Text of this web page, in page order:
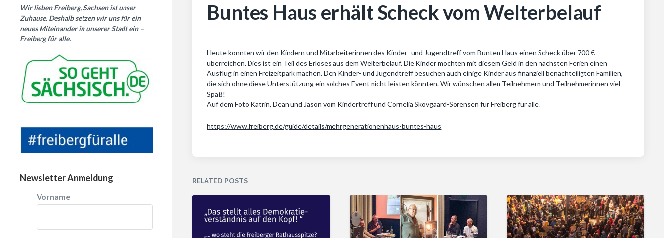
Wir lieben Freiberg, Sachsen ist unser
Zuhause. Deshalb setzen wir uns für ein
neues Miteinander in unserer Stadt ein –
Freiberg für alle.
Newsletter Anmeldung
Vorname
Buntes Haus erhält Scheck vom Welterbelauf
Heute konnten wir den Kindern und Mitarbeiterinnen des Kinder- und Jugendtreff vom Bunten Haus einen Scheck über 700 €
überreichen. Dies ist ein Teil des Erlöses aus dem Welterbelauf. Die Kinder möchten mit diesem Geld in den nächsten Ferien einen
Ausflug in einen Freizeitpark machen. Den Kinder- und Jugendtreff besuchen auch einige Kinder aus finanziell benachteiligten Familien,
die sich ohne diese Unterstützung ein solches Event nicht leisten könnten. Wir wünschen allen Teilnehmern und Teilnehmerinnen viel
Spaß!
Auf dem Foto Katrin, Dean und Jason vom Kindertreff und Cornelia Skovgaard-Sörensen für Freiberg für alle.
https://www.freiberg.de/guide/details/mehrgenerationenhaus-buntes-haus
RELATED POSTS